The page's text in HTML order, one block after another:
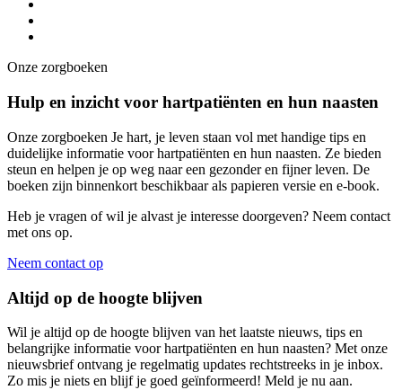
Onze zorgboeken
Hulp en inzicht voor hartpatiënten en hun naasten
Onze zorgboeken Je hart, je leven staan vol met handige tips en
duidelijke informatie voor hartpatiënten en hun naasten. Ze bieden
steun en helpen je op weg naar een gezonder en fijner leven. De
boeken zijn binnenkort beschikbaar als papieren versie en e-book.
Heb je vragen of wil je alvast je interesse doorgeven? Neem contact
met ons op.
Neem contact op
Altijd op de hoogte blijven
Wil je altijd op de hoogte blijven van het laatste nieuws, tips en
belangrijke informatie voor hartpatiënten en hun naasten? Met onze
nieuwsbrief ontvang je regelmatig updates rechtstreeks in je inbox.
Zo mis je niets en blijf je goed geïnformeerd! Meld je nu aan.